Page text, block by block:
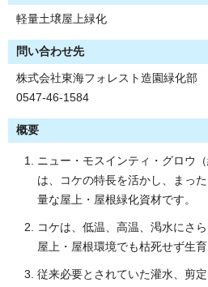
軽量土壌屋上緑化
問い合わせ先
株式会社東海フォレスト造園緑化部
0547-46-1584
概要
ニュー・モスインティ・グロウ
は、コケの特長を活かし、まっ
量な屋上・屋根緑化資材です。
コケは、低温、高温、渇水にさ
屋上・屋根環境でも枯死せず生育
従来必要とされていた灌水、剪